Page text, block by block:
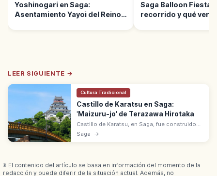
Yoshinogari en Saga:
Asentamiento Yayoi del Reino
Saga Balloon Fiesta:
recorrido y qué ver
LEER SIGUIENTE →
Cultura Tradicional
Castillo de Karatsu en Saga:
'Maizuru-jo' de Terazawa Hirotaka
Castillo de Karatsu, en Saga, fue construido
entre 1602 y 1608 por Terazawa Hirotaka.
Apodado 'Maizuru-jo' o Grulla Danzante.
Saga →
※ El contenido del artículo se basa en información del momento de la
redacción y puede diferir de la situación actual. Además, no